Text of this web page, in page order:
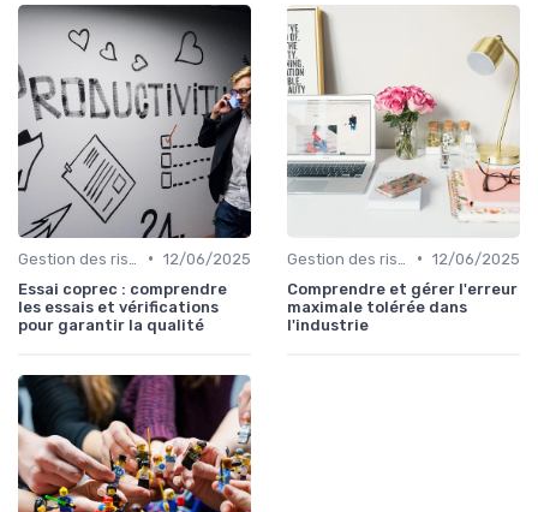
• 12/06/2025
Essai coprec : comprendre
les essais et vérifications
pour garantir la qualité
• 12/06/2025
Comprendre et gérer l'erreur
maximale tolérée dans
l'industrie